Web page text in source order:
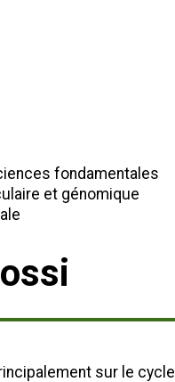
fondamentales
et génomique
sur le cycle